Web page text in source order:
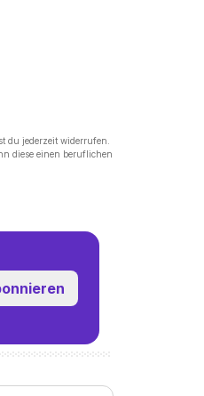
du jederzeit widerrufen.
diese einen beruflichen